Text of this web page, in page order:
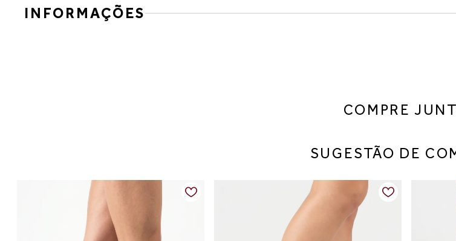
INFORMAÇÕES
Versátil e atemporal, combina facilmente com vestidos, saias, alfaiataria e jeans, sendo uma peça-
Altura do cano: aproximadamente 21 cm
Altura do salto: aproximadamente 8,5 cm
COMPRE
SUGESTÃO DE